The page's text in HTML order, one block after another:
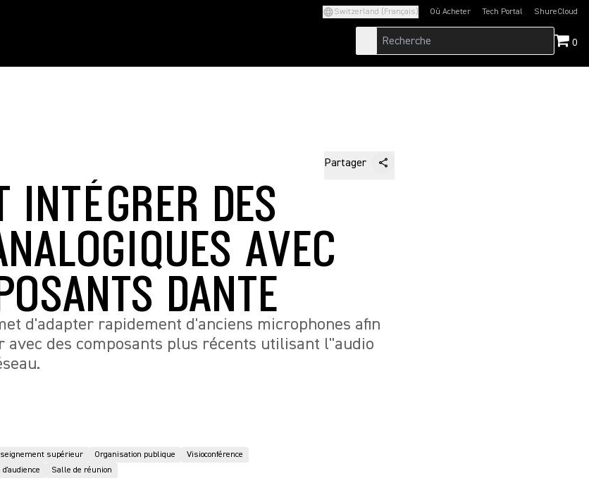
Switzerland (Français) Où Acheter Tech Portal
(Opens in a new tab)ShureCloud
(Opens in a new
0
Partager
INTÉGRER DES
AVEC
DANTE
d'adapter rapidement d'anciens microphones afin
des composants plus récents utilisant l''audio
supérieur Organisation publique
Visioconférence
Salle de réunion